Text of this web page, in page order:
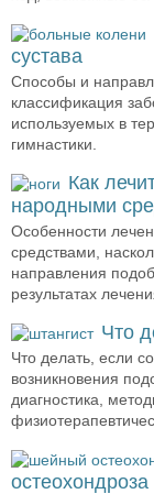
сустава
Способы и
классификация
используемых в
гимнастики.
Как
народными
Особенности
средствами,
направления
результатах
Что
Что делать, если
возникновения
диагностика,